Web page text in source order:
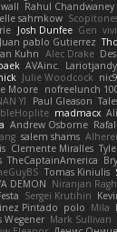
Rahul Chandwaney
sahmkow
Josh Dunfee Gen
Juan pablo Gutierrez
Kuhn Alec Drake
AVAinc. Lariotjandy
Julie Woodcock
Moore nofreelunch
YI Paul Gleason
madmacx
Andrew Osborne Rafal
salem shams
Clemente Miralles
TheCaptainAmerica
Tomas Kiniulis
DEMON Niranjan
Sergei Krutihin
Pintado polo Mila
Wegener Mark Sullivan